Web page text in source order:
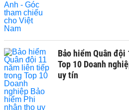
Bảo hiểm Quân
Top 10 Doanh
uy tín